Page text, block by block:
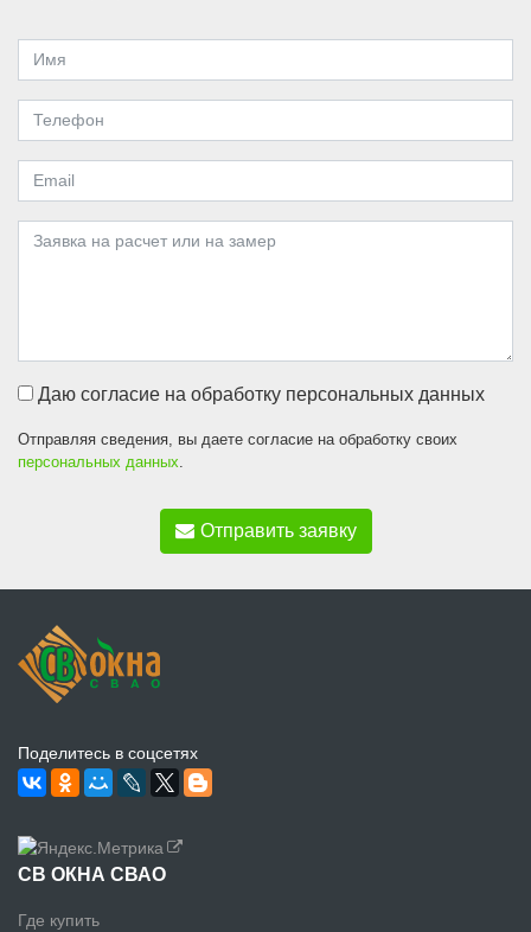
Даю согласие на обработку персональных данных
Отправляя сведения, вы даете согласие на обработку своих
персональных данных
Отправить заявку
Поделитесь в соцсетях
СВ ОКНА СВАО
Где купить